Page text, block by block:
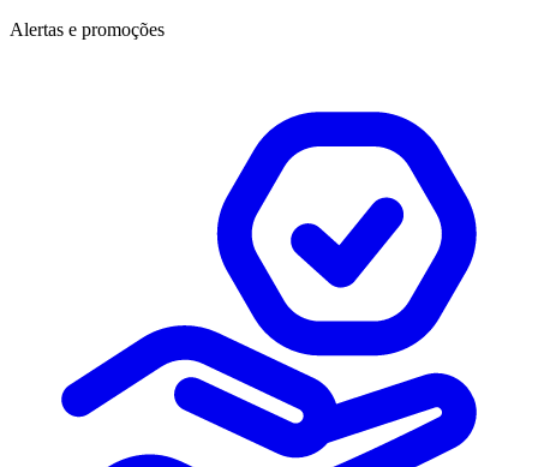
Alertas e promoções